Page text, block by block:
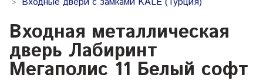
Входная металлическая
дверь Лабиринт
Мегаполис 11 Белый софт